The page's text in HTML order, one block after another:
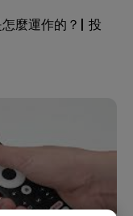
麼運作的？| 投